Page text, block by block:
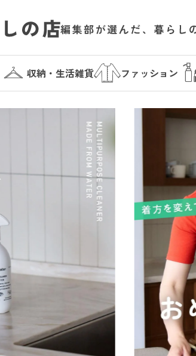
収納・生活雑貨 ファッション